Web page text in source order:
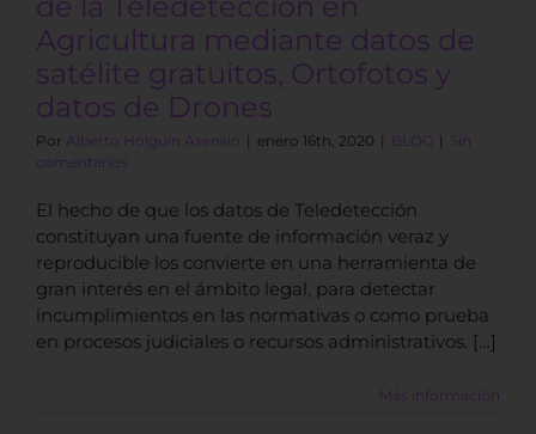
Agricultura mediante datos de
satélite gratuitos, Ortofotos y
datos de Drones
Por Alberto Holguín Asensio | enero 16th, 2020 | BLOG | Sin
comentarios
El hecho de que los datos de Teledetección
constituyan una fuente de información veraz y
reproducible los convierte en una herramienta de
gran interés en el ámbito legal, para detectar
incumplimientos en las normativas o como prueba
en procesos judiciales o recursos administrativos. […]
Más información